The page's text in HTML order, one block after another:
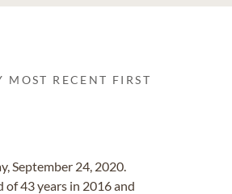
MOST RECENT FIRST
September 24, 2020.
of 43 years in 2016 and